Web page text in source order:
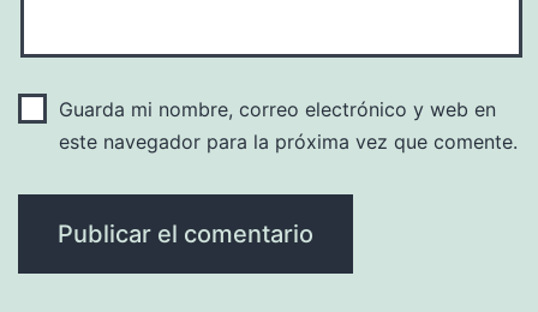
Guarda mi nombre, correo electrónico y web en
este navegador para la próxima vez que comente.